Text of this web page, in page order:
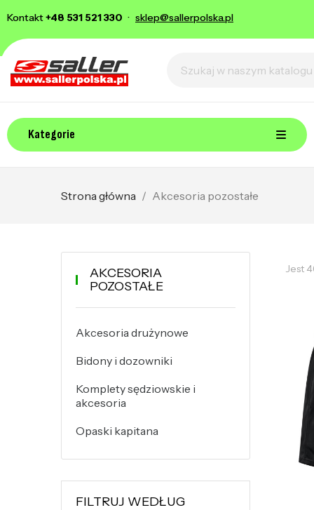
Kontakt+48 531 521 330 · sklep@sallerpolska.pl
Kategorie
Strona główna Akcesoria pozostałe
AKCESORIA
POZOSTAŁE
Akcesoria drużynowe
Bidony i dozowniki
Komplety sędziowskie i
akcesoria
Opaski kapitana
FILTRUJ WEDŁUG
Jest